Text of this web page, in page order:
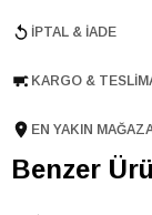
Cinsiyet
KADIN
Astar Malzemesi
Ürün Cinsi Düz
İPTAL & İADE
KARGO &
EN YAKIN
Benzer